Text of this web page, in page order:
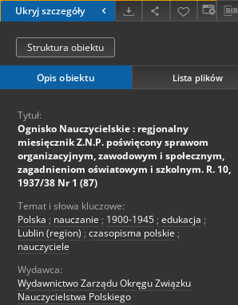
Ukryj szczegóły
Struktura obiektu
Opis obiektu Lista plików
Tytuł:
Ognisko Nauczycielskie : regjonalny
miesięcznik Z.N.P. poświęcony sprawom
organizacyjnym, zawodowym i społecznym,
zagadnieniom oświatowym i szkolnym. R. 10,
1937/38 Nr 1 (87)
Temat i słowa kluczowe:
Polska ; nauczanie ; 1900-1945 ; edukacja ;
Lublin (region) ; czasopisma polskie ;
nauczyciele
Wydawca:
Wydawnictwo Zarządu Okręgu Związku
Nauczycielstwa Polskiego